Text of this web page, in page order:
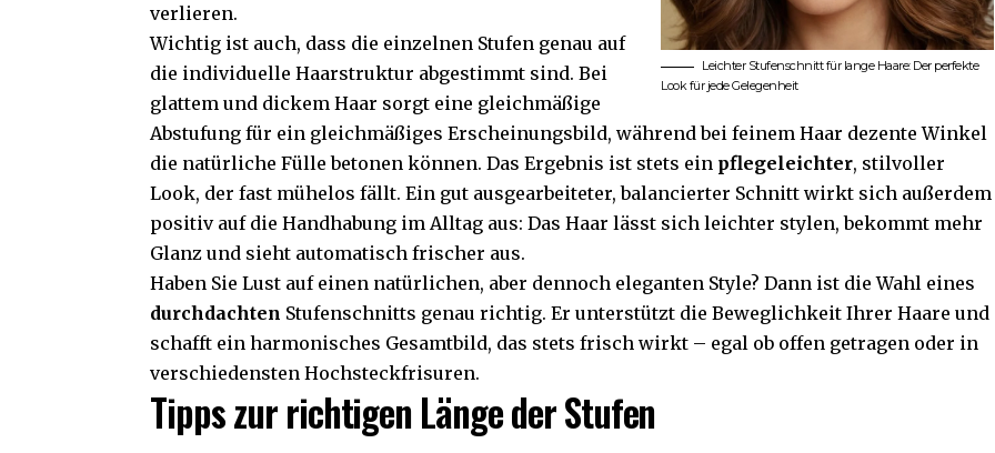
Leichter Stufenschnitt für lange Haare: Der perfekte
Look für jede Gelegenheit
verlieren.
Wichtig ist auch, dass die einzelnen Stufen genau auf
die individuelle Haarstruktur abgestimmt sind. Bei
glattem und dickem Haar sorgt eine gleichmäßige
Abstufung für ein gleichmäßiges Erscheinungsbild, während bei feinem Haar dezente Winkel
die natürliche Fülle betonen können. Das Ergebnis ist stets ein pflegeleichter, stilvoller
Look, der fast mühelos fällt. Ein gut ausgearbeiteter, balancierter Schnitt wirkt sich außerdem
positiv auf die Handhabung im Alltag aus: Das Haar lässt sich leichter stylen, bekommt mehr
Glanz und sieht automatisch frischer aus.
Haben Sie Lust auf einen natürlichen, aber dennoch eleganten Style? Dann ist die Wahl eines
durchdachten Stufenschnitts genau richtig. Er unterstützt die Beweglichkeit Ihrer Haare und
schafft ein harmonisches Gesamtbild, das stets frisch wirkt – egal ob offen getragen oder in
verschiedensten Hochsteckfrisuren.
Tipps zur richtigen Länge der Stufen